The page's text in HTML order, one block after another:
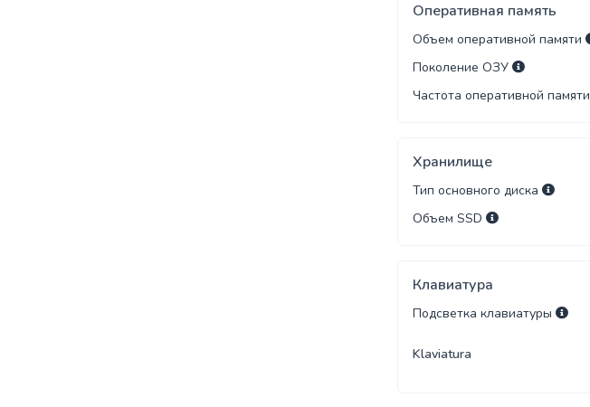
Оперативная память
Объем оперативной памяти
Поколение ОЗУ
Частота оперативной памяти
Хранилище
Тип основного диска
Объем SSD
Клавиатура
Подсветка клавиатуры
Klaviatura